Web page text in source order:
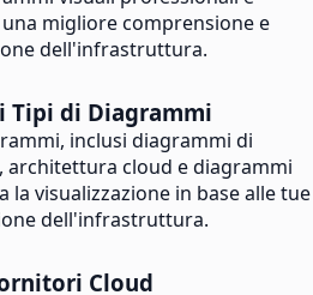
migliore comprensione e
dell'infrastruttura.
Tipi di Diagrammi
inclusi diagrammi di
architettura cloud e diagrammi
la visualizzazione in base alle tue
dell'infrastruttura.
Cloud